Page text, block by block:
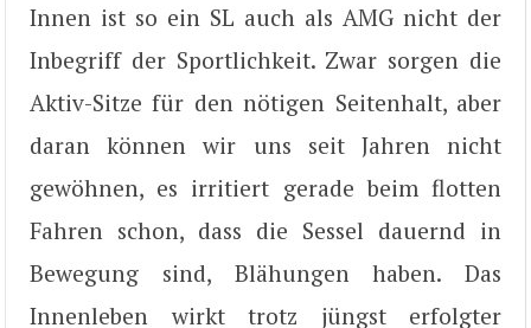
Innen ist so ein SL auch als AMG nicht der
Inbegriff der Sportlichkeit. Zwar sorgen die
Aktiv-Sitze für den nötigen Seitenhalt, aber
daran können wir uns seit Jahren nicht
gewöhnen, es irritiert gerade beim flotten
Fahren schon, dass die Sessel dauernd in
Bewegung sind, Blähungen haben. Das
Innenleben wirkt trotz jüngst erfolgter